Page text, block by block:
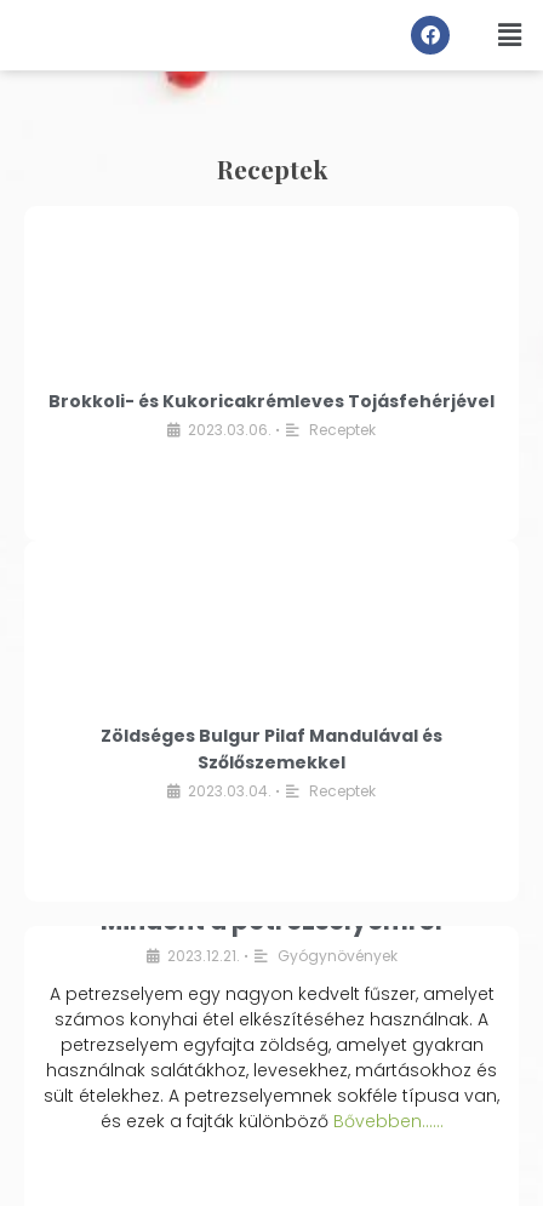
Receptek
Brokkoli- és Kukoricakrémleves Tojásfehérjével
2023.03.06. • Receptek
Zöldséges Bulgur Pilaf Mandulával és
Szőlőszemekkel
2023.03.04. • Receptek
Mindent a petrezselyemről
2023.12.21. • Gyógynövények
A petrezselyem egy nagyon kedvelt fűszer, amelyet
számos konyhai étel elkészítéséhez használnak. A
petrezselyem egyfajta zöldség, amelyet gyakran
használnak salátákhoz, levesekhez, mártásokhoz és
sült ételekhez. A petrezselyemnek sokféle típusa van,
és ezek a fajták különbözőBővebben...…